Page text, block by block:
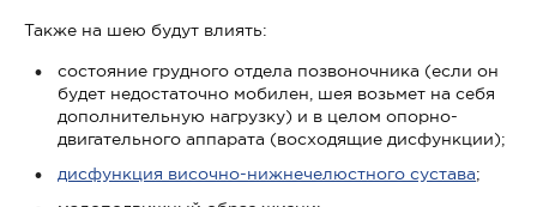
Также на шею будут влиять:
состояние грудного отдела позвоночника (если он
будет недостаточно мобилен, шея возьмет на себя
дополнительную нагрузку) и в целом опорно-
двигательного аппарата (восходящие дисфункции);
дисфункция височно-нижнечелюстного сустава;